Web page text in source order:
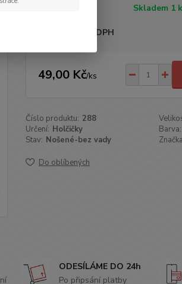
Skladem 1
Nejsme plátci DPH
49,00 Kč/ks
Číslo produktu: 288
Určení: Holčičky Barva:
Stav: Nošené-bez vady
Do oblíbených
ODESÍLÁME DO 24h
Po připsání platby